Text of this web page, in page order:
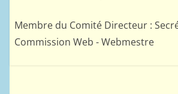
Membre du Comité Directeur :
Commission Web - Webmestre